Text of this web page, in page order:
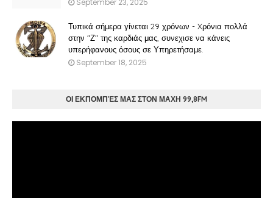
September 23, 2025
Τυπικά σήμερα γίνεται 29 χρόνων - Xρόνια πολλά
στην "Ζ" της καρδιάς μας, συνεχισε να κάνεις
υπερήφανους όσους σε Υπηρετήσαμε.
September 18, 2025
ΟΙ ΕΚΠΟΜΠΈΣ ΜΑΣ ΣΤΟΝ ΜΑΧΗ 99,8FM